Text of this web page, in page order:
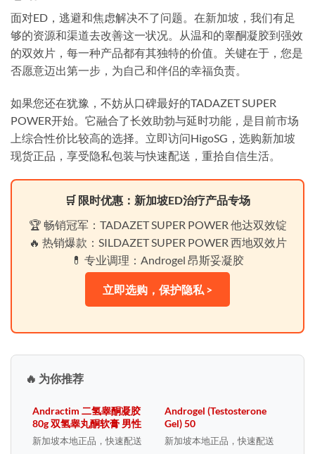
面对ED，逃避和焦虑解决不了问题。在新加坡，我们有足
够的资源和渠道去改善这一状况。从温和的睾酮凝胶到强效
的双效片，每一种产品都有其独特的价值。关键在于，您是
否愿意迈出第一步，为自己和伴侣的幸福负责。
如果您还在犹豫，不妨从口碑最好的TADAZET SUPER
POWER开始。它融合了长效助勃与延时功能，是目前市场
上综合性价比较高的选择。立即访问HigoSG，选购新加坡
现货正品，享受隐私包装与快速配送，重拾自信生活。
🛒 限时优惠：新加坡ED治疗产品专场
🏆 畅销冠军：TADAZET SUPER POWER 他达双效锭
🔥 热销爆款：SILDAZET SUPER POWER 西地双效片
💊 专业调理：Androgel 昂斯妥凝胶
立即选购，保护隐私 >
🔥 为你推荐
Andractim 二氢睾酮凝胶
80g 双氢睾丸酮软膏 男性
新加坡本地正品，快速配送
Androgel (Testosterone
Gel) 50
新加坡本地正品，快速配送